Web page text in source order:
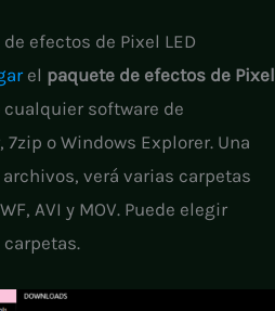
efectos de Pixel LED
el paquete de efectos de Pixel
software de
o Windows Explorer. Una
verá varias carpetas
AVI y MOV. Puede elegir